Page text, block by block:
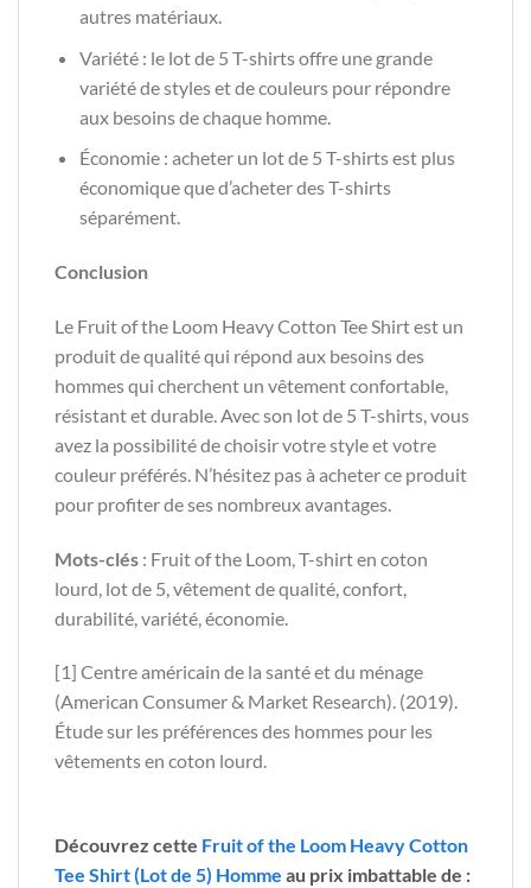
autres matériaux.
Variété : le lot de 5 T-shirts offre une grande
variété de styles et de couleurs pour répondre
aux besoins de chaque homme.
Économie : acheter un lot de 5 T-shirts est plus
économique que d’acheter des T-shirts
séparément.
Conclusion
Le Fruit of the Loom Heavy Cotton Tee Shirt est un
produit de qualité qui répond aux besoins des
hommes qui cherchent un vêtement confortable,
résistant et durable. Avec son lot de 5 T-shirts, vous
avez la possibilité de choisir votre style et votre
couleur préférés. N’hésitez pas à acheter ce produit
pour profiter de ses nombreux avantages.
Mots-clés : Fruit of the Loom, T-shirt en coton
lourd, lot de 5, vêtement de qualité, confort,
durabilité, variété, économie.
[1] Centre américain de la santé et du ménage
(American Consumer & Market Research). (2019).
Étude sur les préférences des hommes pour les
vêtements en coton lourd.
Découvrez cette Fruit of the Loom Heavy Cotton
Tee Shirt (Lot de 5) Homme au prix imbattable de :